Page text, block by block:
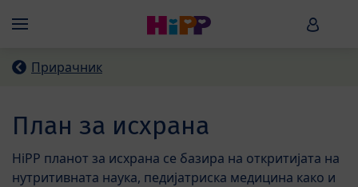
Menü HiPP
Прирачник
План за исхрана
HiPP планот за исхрана се базира на откритијата на
нутритивната наука, педијатриска медицина како и